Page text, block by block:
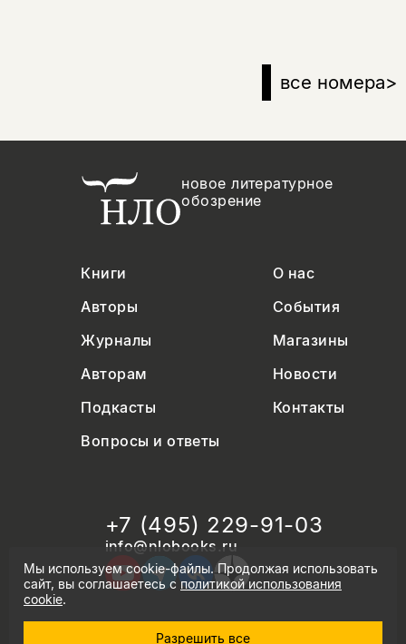
все номера>
новое литературное
обозрение
Книги
О нас
Авторы
События
Журналы
Магазины
Авторам
Новости
Подкасты
Контакты
Вопросы и ответы
+7 (495) 229-91-03
info@nlobooks.ru
© Новое литературное обозрение. 2026
Мы используем cookie-файлы. Продолжая использовать
сайт, вы соглашаетесь сполитикой использования
cookie.
Разрешить все